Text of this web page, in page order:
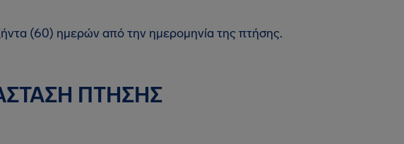
(60) ημερών από την ημερομηνία της πτήσης.
ΠΤΗΣΗΣ